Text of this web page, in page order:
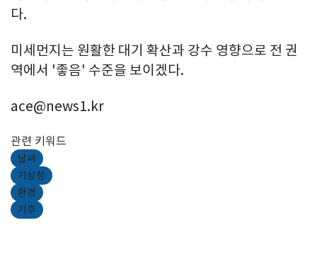
다.
미세먼지는 원활한 대기 확산과 강수 영향으로 전 권
역에서 '좋음' 수준을 보이겠다.
ace@news1.kr
관련 키워드
날씨
기상청
환경
기후